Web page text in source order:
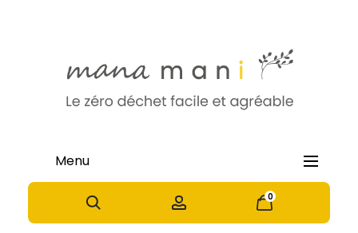
Menu
0